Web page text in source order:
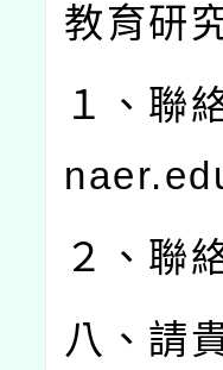
教育研
１、聯
２、聯
八、請